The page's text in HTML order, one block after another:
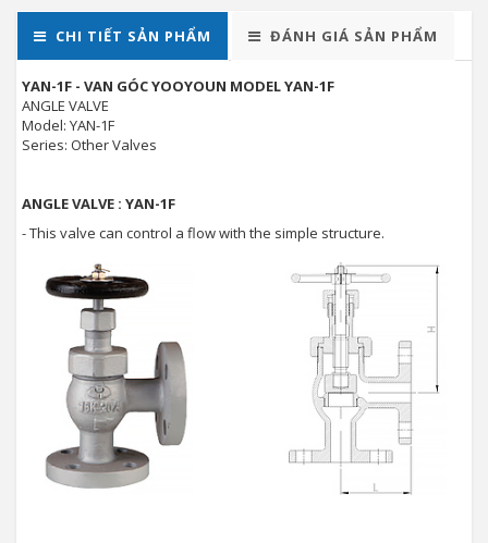
CHI TIẾT SẢN PHẨM ĐÁNH GIÁ SẢN PHẨM
YAN-1F - VAN GÓC YOOYOUN MODEL YAN-1F
ANGLE VALVE
Model: YAN-1F
Series: Other Valves
ANGLE VALVE : YAN-1F
- This valve can control a flow with the simple structure.